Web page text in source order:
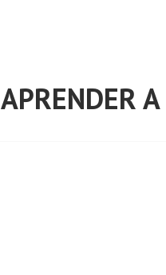
APRENDER